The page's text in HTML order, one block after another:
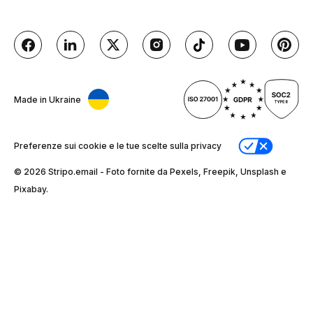
Made in Ukraine
Preferenze sui cookie e le tue scelte sulla privacy
© 2026 Stripо.email - Foto fornite da Pexels, Freepik, Unsplash e
Pixabay.